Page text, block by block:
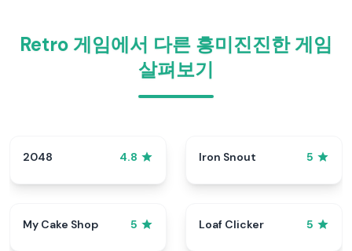
Retro 게임에서 다른 흥미진진한 게임
살펴보기
2048 4.8 Iron Snout 5
My Cake Shop 5 Loaf Clicker 5